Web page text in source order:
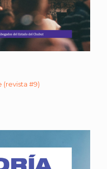
(revista #9)